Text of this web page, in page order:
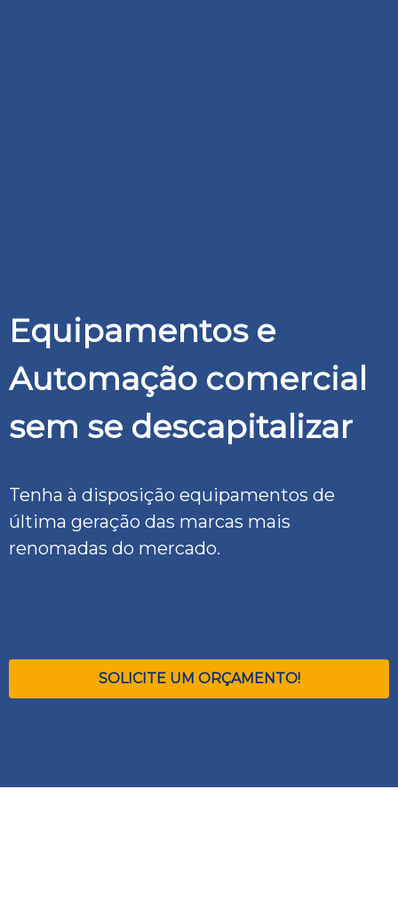
Equipamentos e
Automação comercial
sem se descapitalizar
Tenha à disposição equipamentos de
última geração das marcas mais
renomadas do mercado.
SOLICITE UM ORÇAMENTO!